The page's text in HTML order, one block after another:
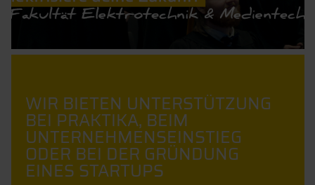
WIR BIETEN UNTERSTÜTZUNG
BEI PRAKTIKA, BEIM
UNTERNEHMENSEINSTIEG
ODER BEI DER GRÜNDUNG
EINES STARTUPS